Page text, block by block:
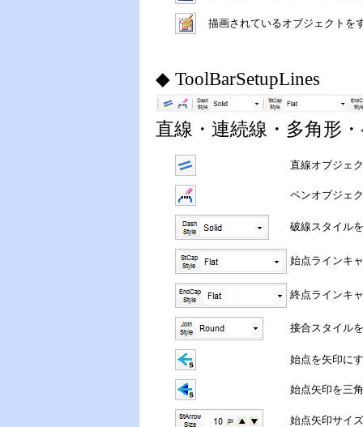
描画されているオブジェクトを
◆ ToolBarSetupLines
直線・連続線・多角形
直線オブジェ
ペンオブジェ
破線スタイル
始点ラインキ
終点ラインキ
接合スタイル
始点を矢印に
始点矢印を三
始点矢印サイ